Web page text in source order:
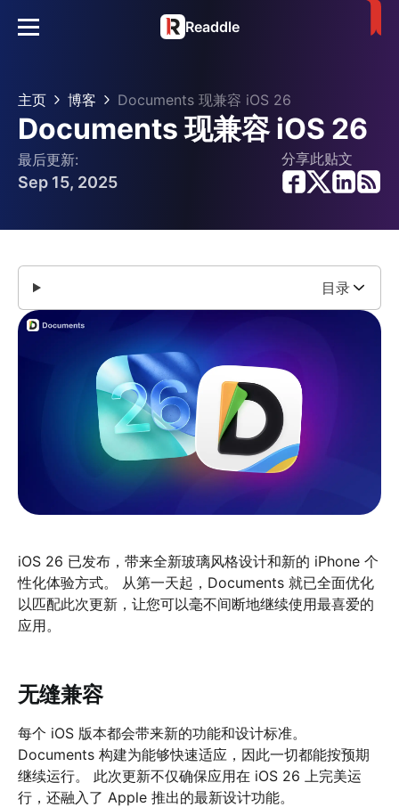
Readdle
主页 博客 Documents 现兼容 iOS 26
Documents 现兼容 iOS 26
最后更新:
Sep 15, 2025
分享此贴文
目录
iOS 26 已发布，带来全新玻璃风格设计和新的 iPhone 个
性化体验方式。 从第一天起，Documents 就已全面优化
以匹配此次更新，让您可以毫不间断地继续使用最喜爱的
应用。
无缝兼容
每个 iOS 版本都会带来新的功能和设计标准。
Documents 构建为能够快速适应，因此一切都能按预期
继续运行。 此次更新不仅确保应用在 iOS 26 上完美运
行，还融入了 Apple 推出的最新设计功能。